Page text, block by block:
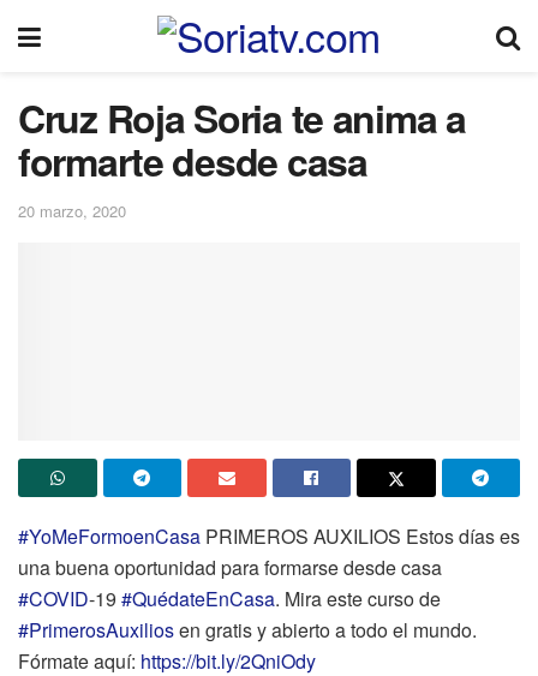
Cruz Roja Soria te anima a
formarte desde casa
20 marzo, 2020
#YoMeFormoenCasa PRIMEROS AUXILIOS Estos días es
una buena oportunidad para formarse desde casa
#COVID-19 #QuédateEnCasa. Mira este curso de
#PrimerosAuxiliosen gratis y abierto a todo el mundo.
Fórmate aquí: https://bit.ly/2QniOdy